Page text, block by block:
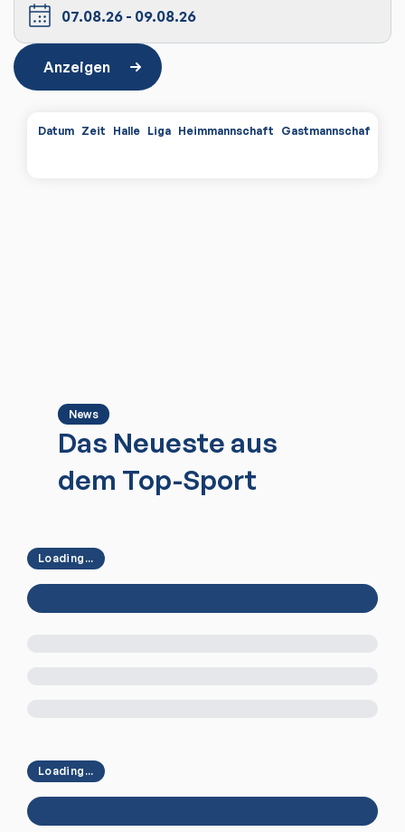
07.08.26 - 09.08.26
Anzeigen
Datum Zeit Halle Liga Heimmannschaft Gastmannschaft
News
Das Neueste aus
dem Top-Sport
Loading...
Loading...